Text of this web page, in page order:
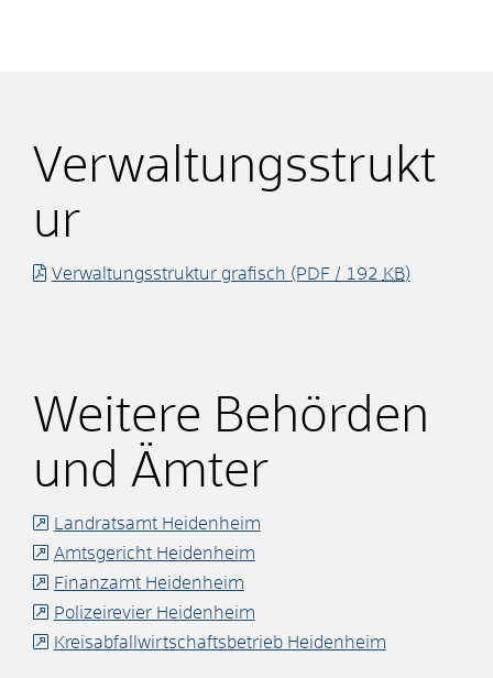
Verwaltungsstrukt
ur
Verwaltungsstruktur grafisch (PDF / 192 KB)
Weitere Behörden
und Ämter
Landratsamt Heidenheim
Amtsgericht Heidenheim
Finanzamt Heidenheim
Polizeirevier Heidenheim
Kreisabfallwirtschaftsbetrieb Heidenheim